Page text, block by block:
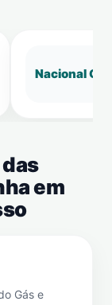
Nacional Gás
em
Gás e